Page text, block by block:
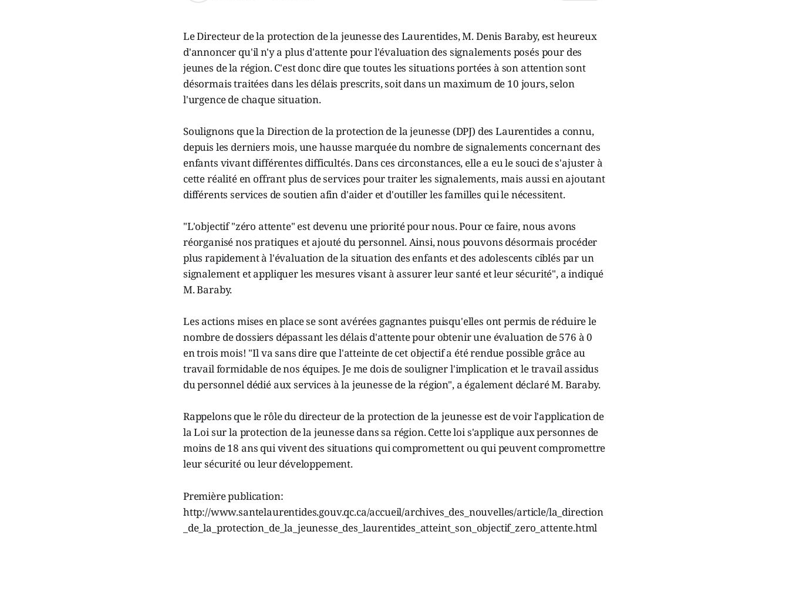
Le Directeur de la protection de la jeunesse des Laurentides, M. Denis Baraby, est heureux
d'annoncer qu'il n'y a plus d'attente pour l'évaluation des signalements posés pour des
jeunes de la région. C'est donc dire que toutes les situations portées à son attention sont
désormais traitées dans les délais prescrits, soit dans un maximum de 10 jours, selon
l'urgence de chaque situation.
Soulignons que la Direction de la protection de la jeunesse (DPJ) des Laurentides a connu,
depuis les derniers mois, une hausse marquée du nombre de signalements concernant des
enfants vivant différentes difficultés. Dans ces circonstances, elle a eu le souci de s'ajuster à
cette réalité en offrant plus de services pour traiter les signalements, mais aussi en ajoutant
différents services de soutien afin d'aider et d'outiller les familles qui le nécessitent.
"L'objectif "zéro attente" est devenu une priorité pour nous. Pour ce faire, nous avons
réorganisé nos pratiques et ajouté du personnel. Ainsi, nous pouvons désormais procéder
plus rapidement à l'évaluation de la situation des enfants et des adolescents ciblés par un
signalement et appliquer les mesures visant à assurer leur santé et leur sécurité", a indiqué
M. Baraby.
Les actions mises en place se sont avérées gagnantes puisqu'elles ont permis de réduire le
nombre de dossiers dépassant les délais d'attente pour obtenir une évaluation de 576 à 0
en trois mois! "Il va sans dire que l'atteinte de cet objectif a été rendue possible grâce au
travail formidable de nos équipes. Je me dois de souligner l'implication et le travail assidus
du personnel dédié aux services à la jeunesse de la région", a également déclaré M. Baraby.
Rappelons que le rôle du directeur de la protection de la jeunesse est de voir l'application de
la Loi sur la protection de la jeunesse dans sa région. Cette loi s'applique aux personnes de
moins de 18 ans qui vivent des situations qui compromettent ou qui peuvent compromettre
leur sécurité ou leur développement.
Première publication:
http://www.santelaurentides.gouv.qc.ca/accueil/archives_des_nouvelles/article/la_direction
_de_la_protection_de_la_jeunesse_des_laurentides_atteint_son_objectif_zero_attente.html